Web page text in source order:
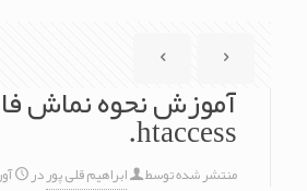
آموزش نحوه نماش
htaccess.
منتشر شده توسط ابراهیم قلی پوردر